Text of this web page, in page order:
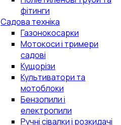
фітинги
Садова техніка
Газонокосарки
Мотокоси і тримери
садові
Кущорізи
Культиватори та
мотоблоки
Бензопили і
електропили
Ручні сівалки і розкидачі